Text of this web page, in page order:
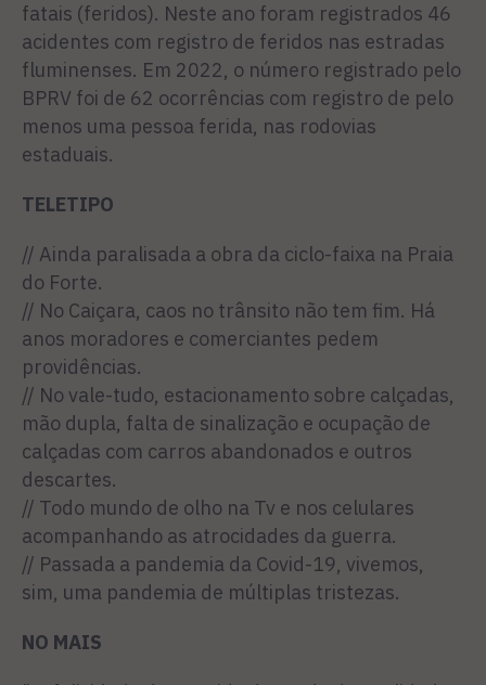
fatais (feridos). Neste ano foram registrados 46
acidentes com registro de feridos nas estradas
fluminenses. Em 2022, o número registrado pelo
BPRV foi de 62 ocorrências com registro de pelo
menos uma pessoa ferida, nas rodovias
estaduais.
TELETIPO
// Ainda paralisada a obra da ciclo-faixa na Praia
do Forte.
// No Caiçara, caos no trânsito não tem fim. Há
anos moradores e comerciantes pedem
providências.
// No vale-tudo, estacionamento sobre calçadas,
mão dupla, falta de sinalização e ocupação de
calçadas com carros abandonados e outros
descartes.
// Todo mundo de olho na Tv e nos celulares
acompanhando as atrocidades da guerra.
// Passada a pandemia da Covid-19, vivemos,
sim, uma pandemia de múltiplas tristezas.
NO MAIS